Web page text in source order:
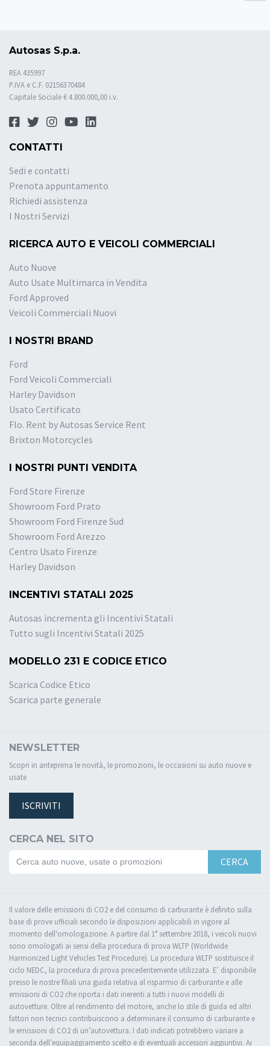
Autosas S.p.a.
REA 435997
P.IVA e C.F. 02156370484
Capitale Sociale € 4.800.000,00 i.v.
CONTATTI
Sedi e contatti
Prenota appuntamento
Richiedi assistenza
I Nostri Servizi
RICERCA AUTO E VEICOLI COMMERCIALI
Auto Nuove
Auto Usate Multimarca in Vendita
Ford Approved
Veicoli Commerciali Nuovi
I NOSTRI BRAND
Ford
Ford Veicoli Commerciali
Harley Davidson
Usato Certificato
Flo. Rent by Autosas Service Rent
Brixton Motorcycles
I NOSTRI PUNTI VENDITA
Ford Store Firenze
Showroom Ford Prato
Showroom Ford Firenze Sud
Showroom Ford Arezzo
Centro Usato Firenze
Harley Davidson
INCENTIVI STATALI 2025
Autosas incrementa gli Incentivi Statali
Tutto sugli Incentivi Statali 2025
MODELLO 231 E CODICE ETICO
Scarica Codice Etico
Scarica parte generale
NEWSLETTER
Scopri in anteprima le novità, le promozioni, le occasioni su auto nuove e
usate
ISCRIVITI
CERCA NEL SITO
CERCA
Il valore delle emissioni di CO2 e del consumo di carburante è definito sulla
base di prove ufficiali secondo le disposizioni applicabili in vigore al
momento dell'omologazione. A partire dal 1° settembre 2018, i veicoli nuovi
sono omologati ai sensi della procedura di prova WLTP (Worldwide
Harmonized Light Vehicles Test Procedure). La procedura WLTP sostituisce il
ciclo NEDC, la procedura di prova precedentemente utilizzata. E’ disponibile
presso le nostre filiali una guida relativa al risparmio di carburante e alle
emissioni di CO2 che riporta i dati inerenti a tutti i nuovi modelli di
autovetture. Oltre al rendimento del motore, anche lo stile di guida ed altri
fattori non tecnici contribuiscono a determinare il consumo di carburante e
le emissioni di CO2 di un’autovettura. I dati indicati potrebbero variare a
seconda dell’equipaggiamento scelto e di eventuali accessori aggiuntivi. Ai